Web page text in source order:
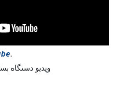
.
ویدیو دستگاه